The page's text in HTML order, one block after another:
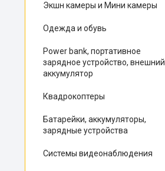
Экшн камеры и Мини камеры
Одежда и обувь
Power bank, портативное
зарядное устройство, внешний
аккумулятор
Квадрокоптеры
Батарейки, аккумуляторы,
зарядные устройства
Системы видеонаблюдения